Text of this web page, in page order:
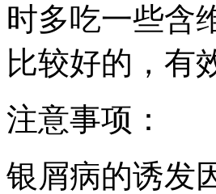
时多吃一些含
比较好的，有
注意事项：
银屑病的诱发